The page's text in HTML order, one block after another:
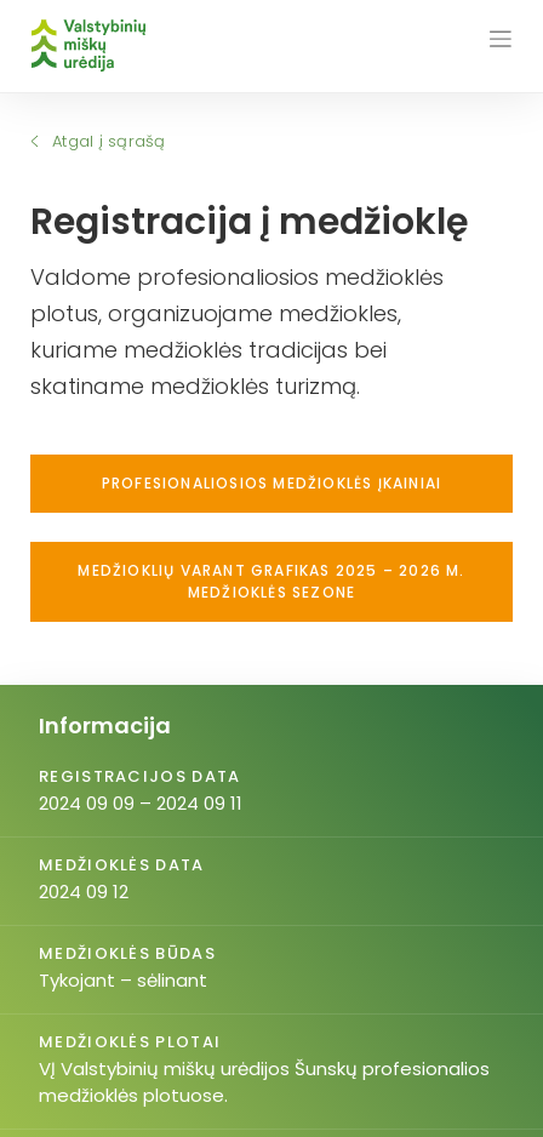
Atgal į sąrašą
Registracija į medžioklę
Valdome profesionaliosios medžioklės
plotus, organizuojame medžiokles,
kuriame medžioklės tradicijas bei
skatiname medžioklės turizmą.
PROFESIONALIOSIOS MEDŽIOKLĖS ĮKAINIAI
MEDŽIOKLIŲ VARANT GRAFIKAS 2025 – 2026 M.
MEDŽIOKLĖS SEZONE
Informacija
REGISTRACIJOS DATA
2024 09 09 – 2024 09 11
MEDŽIOKLĖS DATA
2024 09 12
MEDŽIOKLĖS BŪDAS
Tykojant – sėlinant
MEDŽIOKLĖS PLOTAI
VĮ Valstybinių miškų urėdijos Šunskų profesionalios
medžioklės plotuose.